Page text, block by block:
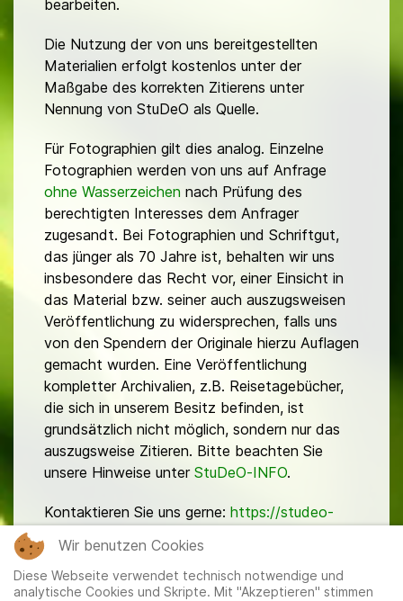
bearbeiten.
Die Nutzung der von uns bereitgestellten
Materialien erfolgt kostenlos unter der
Maßgabe des korrekten Zitierens unter
Nennung von StuDeO als Quelle.
Für Fotographien gilt dies analog. Einzelne
Fotographien werden von uns auf Anfrage
ohne Wasserzeichen nach Prüfung des
berechtigten Interesses dem Anfrager
zugesandt. Bei Fotographien und Schriftgut,
das jünger als 70 Jahre ist, behalten wir uns
insbesondere das Recht vor, einer Einsicht in
das Material bzw. seiner auch auszugsweisen
Veröffentlichung zu widersprechen, falls uns
von den Spendern der Originale hierzu Auflagen
gemacht wurden. Eine Veröffentlichung
kompletter Archivalien, z.B. Reisetagebücher,
die sich in unserem Besitz befinden, ist
grundsätzlich nicht möglich, sondern nur das
auszugsweise Zitieren. Bitte beachten Sie
unsere Hinweise unter StuDeO-INFO.
Kontaktieren Sie uns gerne: https://studeo-
Wir benutzen Cookies
Diese Webseite verwendet technisch notwendige und
analytische Cookies und Skripte. Mit "Akzeptieren" stimmen